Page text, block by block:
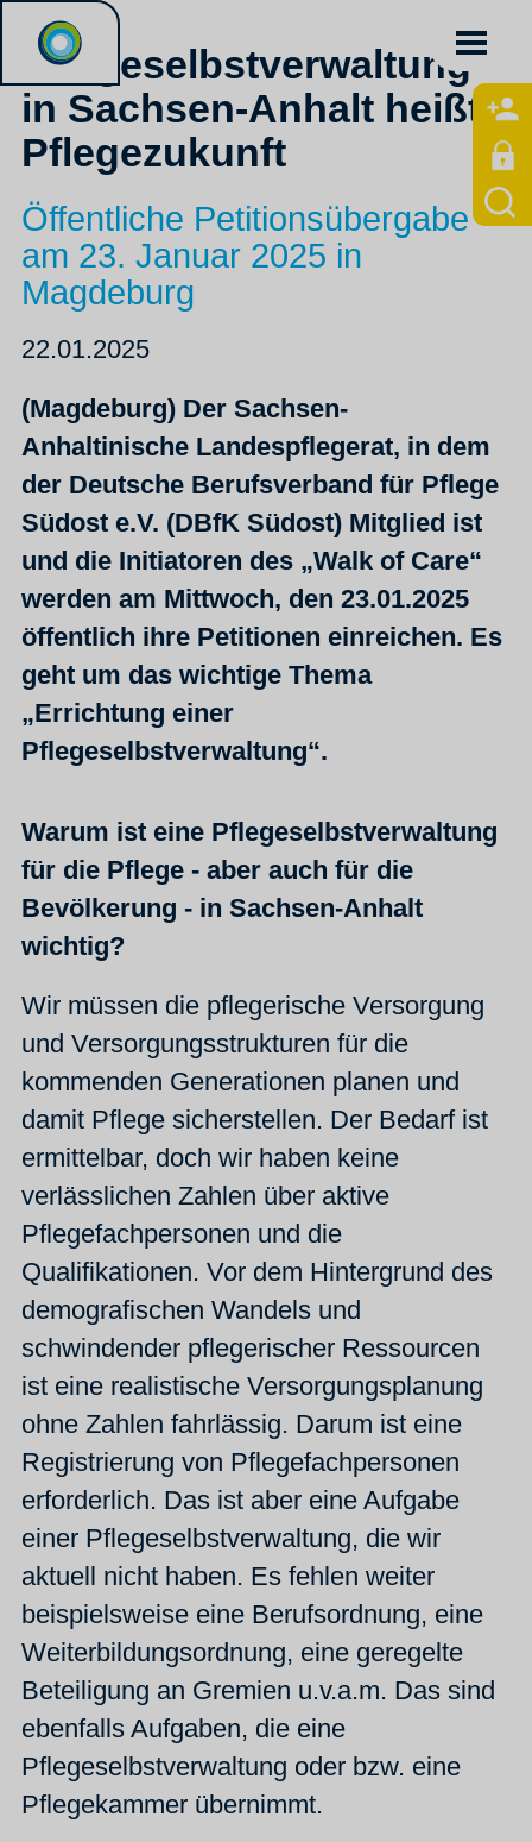
Pflegeselbstverwaltung
in Sachsen-Anhalt heißt
Pflegezukunft
Öffentliche Petitionsübergabe
am 23. Januar 2025 in
Magdeburg
22.01.2025
(Magdeburg) Der Sachsen-
Anhaltinische Landespflegerat, in dem
der Deutsche Berufsverband für Pflege
Südost e.V. (DBfK Südost) Mitglied ist
und die Initiatoren des „Walk of Care“
werden am Mittwoch, den 23.01.2025
öffentlich ihre Petitionen einreichen. Es
geht um das wichtige Thema
„Errichtung einer
Pflegeselbstverwaltung“.
Warum ist eine Pflegeselbstverwaltung
für die Pflege - aber auch für die
Bevölkerung - in Sachsen-Anhalt
wichtig?
Wir müssen die pflegerische Versorgung
und Versorgungsstrukturen für die
kommenden Generationen planen und
damit Pflege sicherstellen. Der Bedarf ist
ermittelbar, doch wir haben keine
verlässlichen Zahlen über aktive
Pflegefachpersonen und die
Qualifikationen. Vor dem Hintergrund des
demografischen Wandels und
schwindender pflegerischer Ressourcen
ist eine realistische Versorgungsplanung
ohne Zahlen fahrlässig. Darum ist eine
Registrierung von Pflegefachpersonen
erforderlich. Das ist aber eine Aufgabe
einer Pflegeselbstverwaltung, die wir
aktuell nicht haben. Es fehlen weiter
beispielsweise eine Berufsordnung, eine
Weiterbildungsordnung, eine geregelte
Beteiligung an Gremien u.v.a.m. Das sind
ebenfalls Aufgaben, die eine
Pflegeselbstverwaltung oder bzw. eine
Pflegekammer übernimmt.